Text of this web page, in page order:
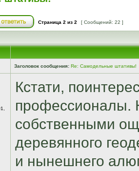
Страница 2 из 2 [ Сообщений: 22 ]
Заголовок сообщения: Re: Самодельные штативы!
Кстати,
профессионалы.
собственными
деревянного
и нынешнего